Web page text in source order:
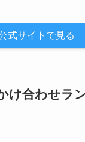
式サイトで見る
け合わせラ